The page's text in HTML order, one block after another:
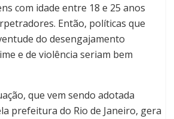
com idade entre 18 e 25 anos
Então, políticas que
do desengajamento
e de violência seriam bem
que vem sendo adotada
prefeitura do Rio de Janeiro, gera